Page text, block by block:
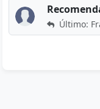
Último: